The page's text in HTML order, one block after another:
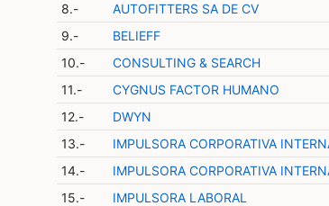
8.-
AUTOFITTERS SA DE CV
9.-
BELIEFF
10.-
CONSULTING & SEARCH
11.-
CYGNUS FACTOR HUMANO
12.-
DWYN
13.-
IMPULSORA CORPORATIVA
14.-
IMPULSORA CORPORATIVA
15.-
IMPULSORA LABORAL